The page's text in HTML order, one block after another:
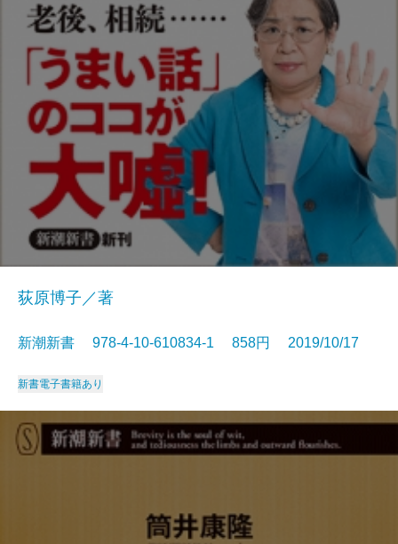
荻原博子／著
新潮新書 978-4-10-610834-1 858円 2019/10/17
新書電子書籍あり